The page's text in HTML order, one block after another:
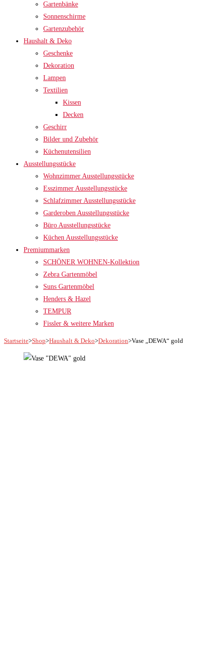
Gartenbänke
Sonnenschirme
Gartenzubehör
Haushalt & Deko
Geschenke
Dekoration
Lampen
Textilien
Kissen
Decken
Geschirr
Bilder und Zubehör
Küchenutensilien
Ausstellungsstücke
Wohnzimmer Ausstellungsstücke
Esszimmer Ausstellungsstücke
Schlafzimmer Ausstellungsstücke
Garderoben Ausstellungsstücke
Büro Ausstellungsstücke
Küchen Ausstellungsstücke
Premiummarken
SCHÖNER WOHNEN-Kollektion
Zebra Gartenmöbel
Suns Gartenmöbel
Henders & Hazel
TEMPUR
Fissler & weitere Marken
Startseite>Shop>Haushalt & Deko>Dekoration>Vase „DEWA“ gold